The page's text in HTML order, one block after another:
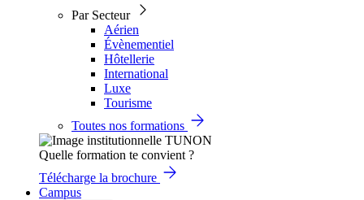
Par Secteur
Aérien
Évènementiel
Hôtellerie
International
Luxe
Tourisme
Toutes nos formations
Quelle formation te convient ?
Télécharge la brochure
Campus